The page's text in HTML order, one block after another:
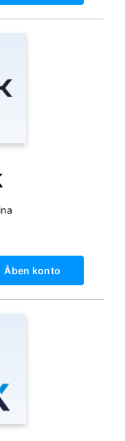
Åben konto